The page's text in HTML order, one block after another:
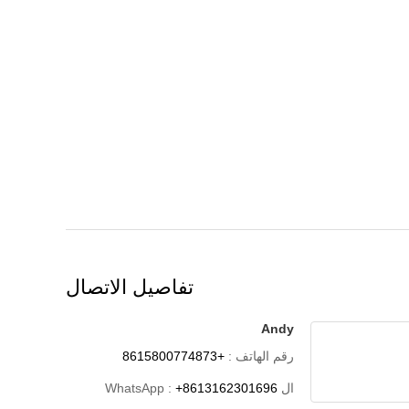
تفاصيل الاتصال
Andy
رقم الهاتف : +8615800774873
ال WhatsApp : +8613162301696